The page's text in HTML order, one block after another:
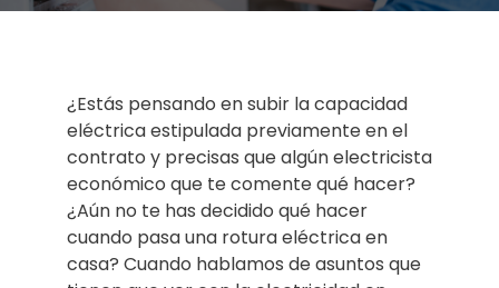
¿Estás pensando en subir la capacidad
eléctrica estipulada previamente en el
contrato y precisas que algún electricista
económico que te comente qué hacer?
¿Aún no te has decidido qué hacer
cuando pasa una rotura eléctrica en
casa? Cuando hablamos de asuntos que